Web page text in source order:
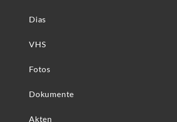
Dias
VHS
Fotos
Dokumente
Akten